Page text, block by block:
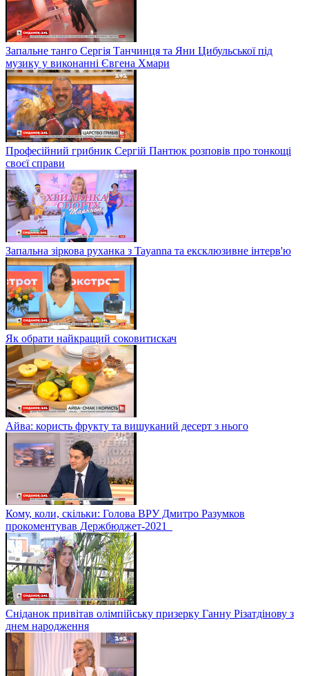
Запальне танго Сергія Танчинця та Яни Цибульської під
музику у виконанні Євгена Хмари
Професійний грибник Сергій Пантюк розповів про тонкощі
своєї справи
Запальна зіркова руханка з Tayanna та ексклюзивне інтерв'ю
Як обрати найкращий соковитискач
Айва: користь фрукту та вишуканий десерт з нього
Кому, коли, скільки: Голова ВРУ Дмитро Разумков
прокоментував Держбюджет-2021
Сніданок привітав олімпійську призерку Ганну Різатдінову з
днем народження